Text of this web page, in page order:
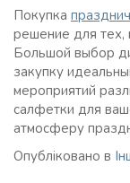
Покупка
решение для тех,
Большой выбор
закупку
мероприятий
салфетки для
атмосферу
Опубліковано в